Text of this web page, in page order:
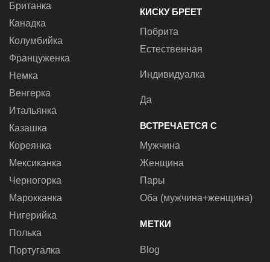
Британка
Канадка
Колумбийка
Француженка
Немка
Венгерка
Итальянка
Казашка
Кореянка
Мексиканка
Черногорка
Марокканка
Нигерийка
Полька
Португалка
КИСКУ БРЕЕТ
Побрита
Естественная
Индивидуалка
Да
ВСТРЕЧАЕТСЯ С
Мужчина
Женщина
Пары
Оба (мужчина+женщина)
МЕТКИ
Blog